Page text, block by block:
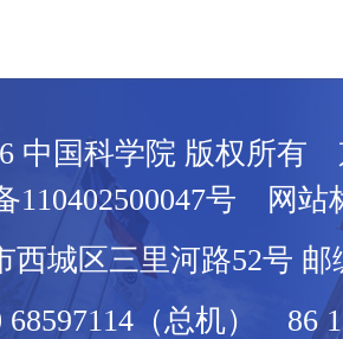
中国科学院 版权所有
110402500047号 网站
西城区三里河路52号 邮
68597114（总机） 86